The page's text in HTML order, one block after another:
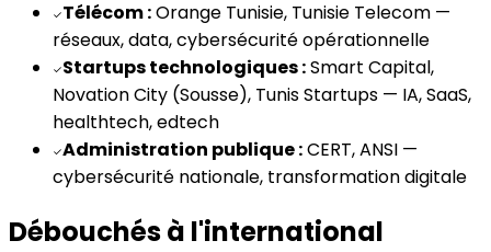
✓Télécom :Orange Tunisie, Tunisie Telecom —
réseaux, data, cybersécurité opérationnelle
✓Startups technologiques :Smart Capital,
Novation City (Sousse), Tunis Startups — IA, SaaS,
healthtech, edtech
✓Administration publique :CERT, ANSI —
cybersécurité nationale, transformation digitale
Débouchés à l'international